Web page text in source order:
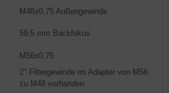
M48x0,75 Außengewinde
59,5 mm Backfokus
M56x0,75
2" Filtergewinde im Adapter von M56
zu M48 vorhanden